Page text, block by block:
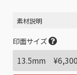
素材説明
印面サイズ